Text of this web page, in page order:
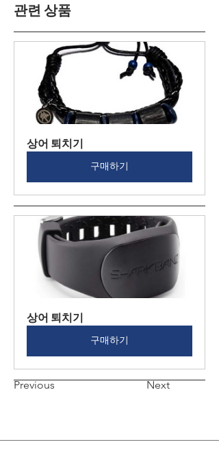
Previous Next
관련 상품
상어 퇴치기
구매하기
상어 퇴치기
구매하기